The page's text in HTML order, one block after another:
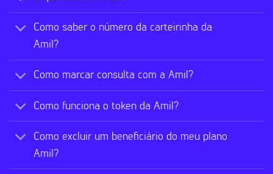
Como saber o número da carteirinha da
Amil?
Como marcar consulta com a Amil?
Como funciona o token da Amil?
Como excluir um beneficiário do meu plano
Amil?